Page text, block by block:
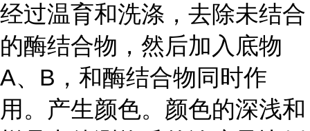
经过温育和洗涤，去除未结合
的酶结合物，然后加入底物
A、B，和酶结合物同时作
用。产生颜色。颜色的深浅和